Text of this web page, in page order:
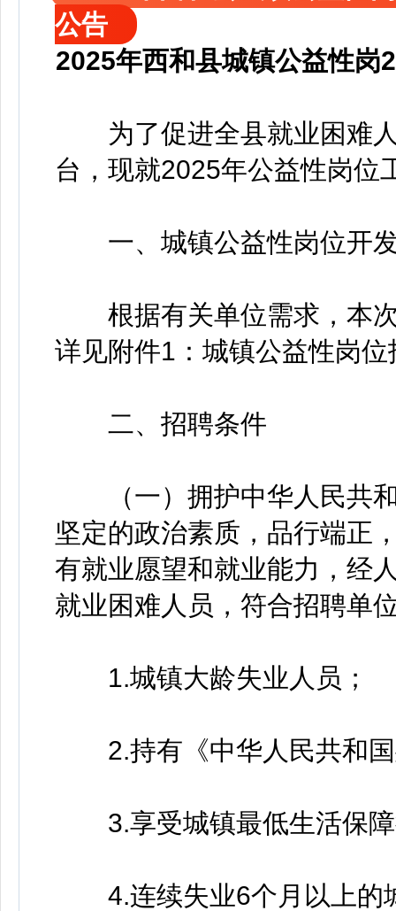
公告
2025年西和县城镇公益性岗
为了促进全县就业困难人
台，现就2025年公益性岗位
一、城镇公益性岗位开
根据有关单位需求，本次
详见附件1：城镇公益性岗位
二、招聘条件
（一）拥护中华人民共和
坚定的政治素质，品行端正
有就业愿望和就业能力，经
就业困难人员，符合招聘单
1.城镇大龄失业人员；
2.持有《中华人民共和国
3.享受城镇最低生活保障
4.连续失业6个月以上的